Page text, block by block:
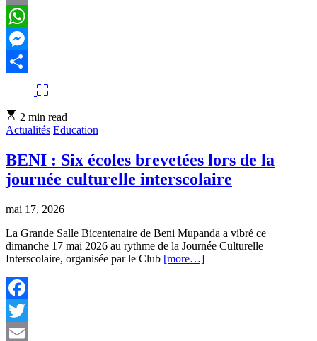
Email
WhatsApp
Messenger
Partager
Estimated
read
2 min read
Actualités Education
BENI : Six écoles brevetées lors de la
journée culturelle interscolaire
mai 17, 2026
La Grande Salle Bicentenaire de Beni Mupanda a vibré ce
dimanche 17 mai 2026 au rythme de la Journée Culturelle
Interscolaire, organisée par le Club [more…]
Facebook
Twitter